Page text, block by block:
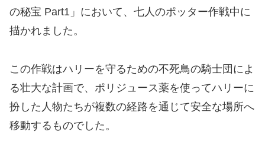
の秘宝 Part1」において、七人のポッター作戦中に
描かれました。
この作戦はハリーを守るための不死鳥の騎士団によ
る壮大な計画で、ポリジュース薬を使ってハリーに
扮した人物たちが複数の経路を通じて安全な場所へ
移動するものでした。